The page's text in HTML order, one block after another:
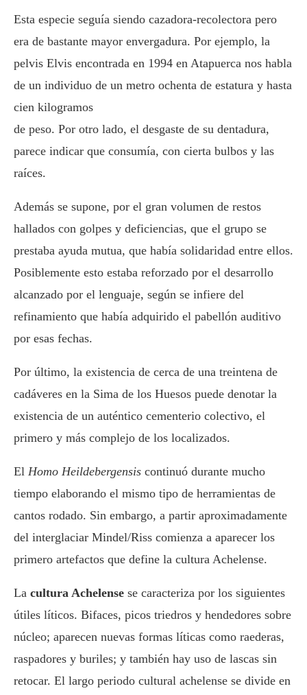
Esta especie seguía siendo cazadora-recolectora pero
era de bastante mayor envergadura. Por ejemplo, la
pelvis Elvis encontrada en 1994 en Atapuerca nos habla
de un individuo de un metro ochenta de estatura y hasta
cien kilogramos
de peso. Por otro lado, el desgaste de su dentadura,
parece indicar que consumía, con cierta bulbos y las
raíces.
Además se supone, por el gran volumen de restos
hallados con golpes y deficiencias, que el grupo se
prestaba ayuda mutua, que había solidaridad entre ellos.
Posiblemente esto estaba reforzado por el desarrollo
alcanzado por el lenguaje, según se infiere del
refinamiento que había adquirido el pabellón auditivo
por esas fechas.
Por último, la existencia de cerca de una treintena de
cadáveres en la Sima de los Huesos puede denotar la
existencia de un auténtico cementerio colectivo, el
primero y más complejo de los localizados.
El Homo Heildebergensis continuó durante mucho
tiempo elaborando el mismo tipo de herramientas de
cantos rodado. Sin embargo, a partir aproximadamente
del interglaciar Mindel/Riss comienza a aparecer los
primero artefactos que define la cultura Achelense.
La cultura Achelense se caracteriza por los siguientes
útiles líticos. Bifaces, picos triedros y hendedores sobre
núcleo; aparecen nuevas formas líticas como raederas,
raspadores y buriles; y también hay uso de lascas sin
retocar. El largo periodo cultural achelense se divide en